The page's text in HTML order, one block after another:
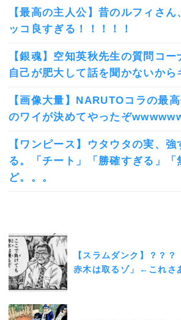
【最高の主人公】昔のルフィさ
ッコ良すぎる！！！！！
【銀魂】空知英秋先生の質問コ
自己が肥大して話を聞かないから
【画像大量】NARUTOコラの最
のワイが決めてやったぞ
【ワンピース】ウタウタの実、
る。「チート」「勝確すぎる」「
ど。。。
【スラムダンク】？？？
赤木は取るゾ」←これさ